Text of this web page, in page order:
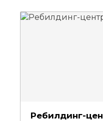
Ребилдинг-